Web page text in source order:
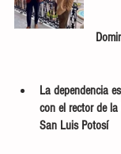
La dependencia
con el rector de
San Luis Potosí